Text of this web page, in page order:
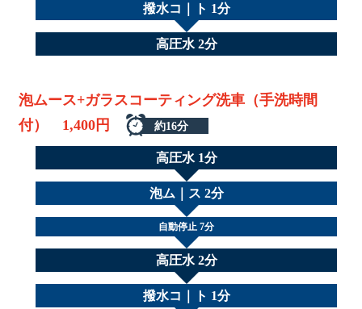
撥水コ｜ト 1分
高圧水 2分
泡ムース+ガラスコーティング洗車（手洗時間
付） 1,400円
約16分
高圧水 1分
泡ム｜ス 2分
自動停止 7分
高圧水 2分
撥水コ｜ト 1分